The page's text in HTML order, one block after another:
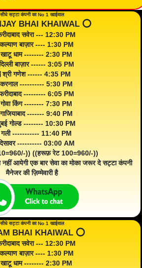
सीधे सट्टा कंपनी का No 1 खाईवाल
BHAI KHAIWAL ⭕️
सवेरा --- 12:30 PM
बाज़ार ---- 1:30 PM
धाम -------- 2:30 PM
बाज़ार ------ 3:05 PM
श्री गणेश ------ 4:35 PM
---------- 5:30 PM
--------- 6:05 PM
किंग -------- 7:30 PM
------- 9:40 PM
गोल्ड -------- 10:30 PM
गली ----------- 11:40 PM
---------- 03:00 AM
)) ((हरूफ़ रेट 100=960/-))
आयेगी एक बार सेवा का मोका जरूर दे सट्टा कंपनी
मैनेजर की ज़िम्मेवारी है
सीधे सट्टा कंपनी का No 1 खाईवाल
BHAI KHAIWAL ⭕️
सवेरा --- 12:30 PM
बाज़ार ---- 1:30 PM
धाम -------- 2:30 PM